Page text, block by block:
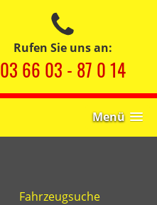
Rufen Sie uns an:
03 66 03 - 87 0 14
Menü
Fahrzeugsuche